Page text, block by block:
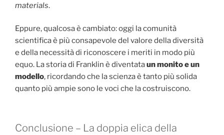
materials.
Eppure, qualcosa è cambiato: oggi la comunità
scientifica è più consapevole del valore della diversità
e della necessità di riconoscere i meriti in modo più
equo. La storia di Franklin è diventataun monito e un
modello, ricordando che la scienza è tanto più solida
quanto più ampie sono le voci che la costruiscono.
Conclusione – La doppia elica della